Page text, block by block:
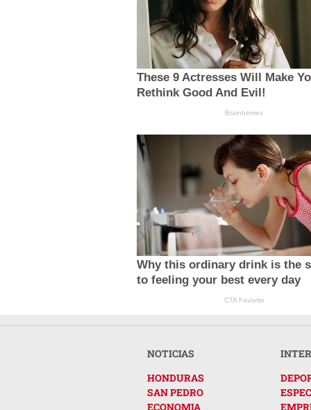
These 9 Actresses Will Make
Rethink Good And Evil!
Brainberries
Why this ordinary drink is the
to feeling your best every day
CTA Favorite
NOTICIAS
HONDURAS
SAN PEDRO
ECONOMIA